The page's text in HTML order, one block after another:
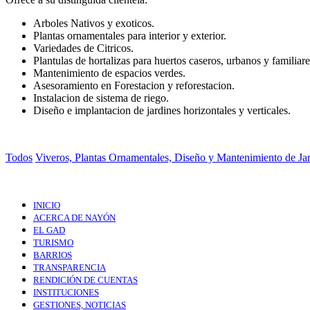
Arboles Nativos y exoticos.
Plantas ornamentales para interior y exterior.
Variedades de Citricos.
Plantulas de hortalizas para huertos caseros, urbanos y
Mantenimiento de espacios verdes.
Asesoramiento en Forestacion y reforestacion.
Instalacion de sistema de riego.
Diseño e implantacion de jardines horizontales y verticales.
Todos Viveros, Plantas Ornamentales, Diseño y Mantenimiento de
INICIO
ACERCA DE NAYÓN
EL GAD
TURISMO
BARRIOS
TRANSPARENCIA
RENDICIÓN DE CUENTAS
INSTITUCIONES
GESTIONES, NOTICIAS